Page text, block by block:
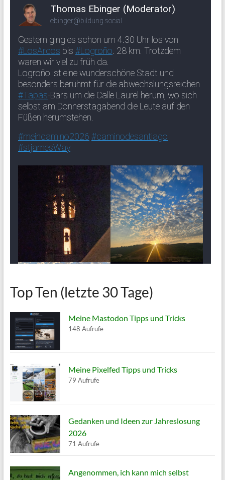
Top Ten (letzte 30 Tage)
Meine Mastodon Tipps und Tricks
148 Aufrufe
Meine Pixelfed Tipps und Tricks
79 Aufrufe
Gedanken und Ideen zur Jahreslosung
2026
71 Aufrufe
Angenommen, ich kann mich selbst